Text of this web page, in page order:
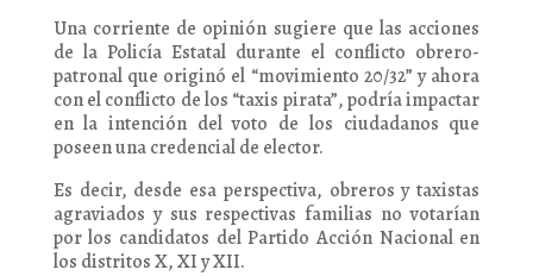
Una corriente de opinión sugiere que las acciones
de la Policía Estatal durante el conflicto obrero-
patronal que originó el “movimiento 20/32” y ahora
con el conflicto de los “taxis pirata”, podría impactar
en la intención del voto de los ciudadanos que
poseen una credencial de elector.
Es decir, desde esa perspectiva, obreros y taxistas
agraviados y sus respectivas familias no votarían
por los candidatos del Partido Acción Nacional en
los distritos X, XI y XII.